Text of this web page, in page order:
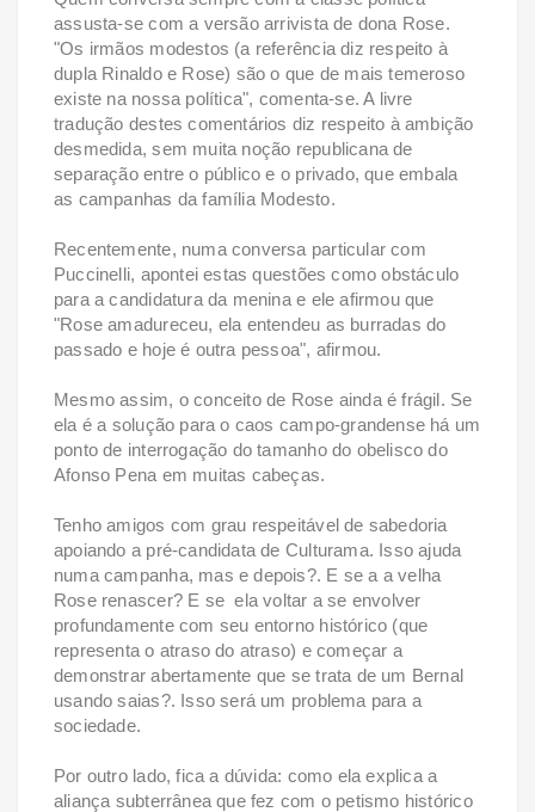
assusta-se com a versão arrivista de dona Rose.
"Os irmãos modestos (a referência diz respeito à
dupla Rinaldo e Rose) são o que de mais temeroso
existe na nossa política", comenta-se. A livre
tradução destes comentários diz respeito à ambição
desmedida, sem muita noção republicana de
separação entre o público e o privado, que embala
as campanhas da família Modesto.
Recentemente, numa conversa particular com
Puccinelli, apontei estas questões como obstáculo
para a candidatura da menina e ele afirmou que
"Rose amadureceu, ela entendeu as burradas do
passado e hoje é outra pessoa", afirmou.
Mesmo assim, o conceito de Rose ainda é frágil. Se
ela é a solução para o caos campo-grandense há um
ponto de interrogação do tamanho do obelisco do
Afonso Pena em muitas cabeças.
Tenho amigos com grau respeitável de sabedoria
apoiando a pré-candidata de Culturama. Isso ajuda
numa campanha, mas e depois?. E se a a velha
Rose renascer? E se ela voltar a se envolver
profundamente com seu entorno histórico (que
representa o atraso do atraso) e começar a
demonstrar abertamente que se trata de um Bernal
usando saias?. Isso será um problema para a
sociedade.
Por outro lado, fica a dúvida: como ela explica a
aliança subterrânea que fez com o petismo histórico